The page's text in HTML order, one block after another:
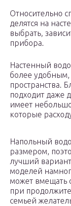
Относительно
делятся на
выбрать,
прибора.
Настенный
более
пространства.
подходит даже
имеет
которые
Напольный
размером,
лучший
моделей
может вмещать
при
семьей